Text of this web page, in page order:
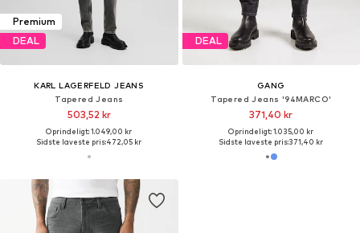
Premium
DEAL
KARL LAGERFELD JEANS
Tapered Jeans
503,52 kr
Oprindeligt: 1.049,00 kr
Sidste laveste pris:472,05 kr
DEAL
GANG
Tapered Jeans '94MARCO'
371,40 kr
Oprindeligt: 1.035,00 kr
Sidste laveste pris:371,40 kr